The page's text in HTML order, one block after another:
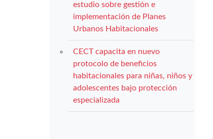
estudio sobre gestión e
implementación de Planes
Urbanos Habitacionales
CECT capacita en nuevo
protocolo de beneficios
habitacionales para niñas, niños y
adolescentes bajo protección
especializada